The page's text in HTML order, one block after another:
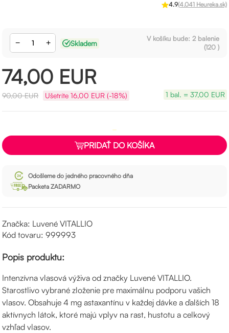
4.9(4.041 Heureka.sk)
− + Skladem
V košíku bude: 2balenie
(120)
74,00 EUR
90,00EUR Ušetríte16,00 EUR (-18%) 1 bal. = 37,00 EUR
PRIDAŤ DO KOŠÍKA
Odošleme do jedného pracovného dňa
Packeta ZADARMO
Značka: Luvené VITALLIO
Kód tovaru: 999993
Popis produktu:
Intenzívna vlasová výživa od značky Luvené VITALLIO.
Starostlivo vybrané zloženie pre maximálnu podporu vašich
vlasov. Obsahuje 4 mg astaxantínu v každej dávke a ďalších 18
aktívnych látok, ktoré majú vplyv na rast, hustotu a celkový
vzhľad vlasov.